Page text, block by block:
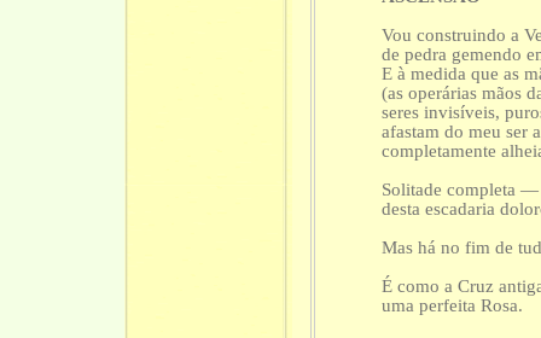
Vou construindo a
de pedra gemendo
E à medida que as
(as operárias mãos
seres invisíveis,
afastam do meu ser
completamente
Solitade completa
desta escadaria
Mas há no fim de
É como a Cruz
uma perfeita Rosa.